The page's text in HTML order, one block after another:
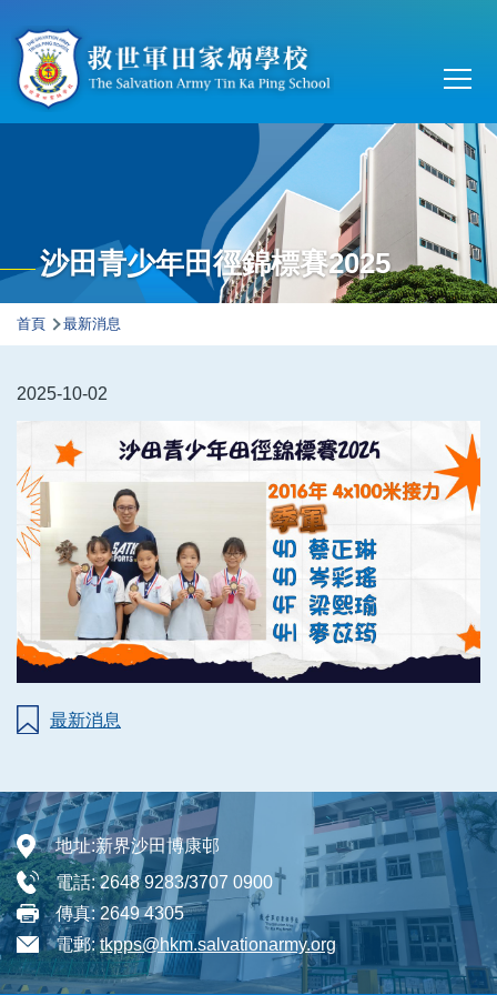
Main
沙田青少年田徑錦標賽2025
導
連
首頁 最新消息
2025-10-02
最新消息
地址:新界沙田博康邨
電話:2648 9283/3707 0900
傳真:2649 4305
電郵:tkpps@hkm.salvationarmy.org